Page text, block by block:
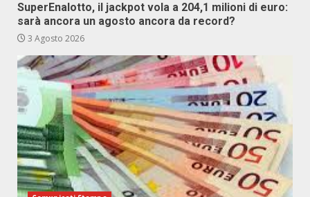
SuperEnalotto, il jackpot vola a 204,1 milioni di euro:
sarà ancora un agosto ancora da record?
3 Agosto 2026